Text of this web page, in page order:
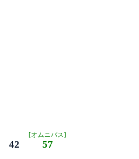
42
[オムニバス]
57